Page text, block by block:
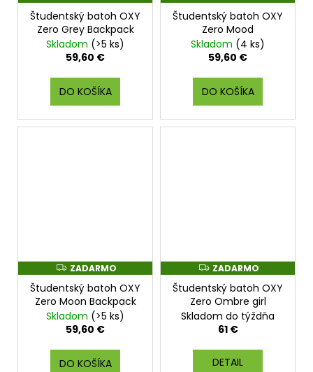
A
D
A
R
M
O
Študentský batoh OXY
Zero Grey Backpack
Skladom (>5 ks)
59,60 €
DO KOŠÍKA
A
D
R
M
O
Študentský batoh OXY
Zero Mood
Skladom (4 ks)
59,60 €
DO KOŠÍKA
Z
A
D
A
R
M
O
ZADARMO
Študentský batoh OXY
Zero Moon Backpack
Skladom (>5 ks)
59,60 €
DO KOŠÍKA
Z
A
D
R
M
ZADARMO
Študentský batoh OXY
Zero Ombre girl
Skladom do týždňa
61 €
DETAIL